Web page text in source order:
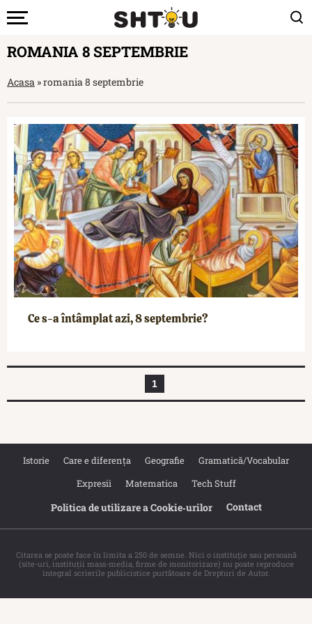
ROMANIA 8 SEPTEMBRIE
Acasa »romania 8 septembrie
Ce s-a întâmplat azi, 8 septembrie?
1
Istorie Care e diferența Geografie
Gramatică/Vocabular
Expresii
Matematica Tech Stuff
Politica de utilizare a Cookie‐urilor Contact
Citarea se poate face în limita a 250 de semne. Nici o instituţie sau persoană
(site-uri, instituţii mass-media, firme de monitorizare) nu poate reproduce
integral scrierile publicistice purtătoare de Drepturi de Autor.